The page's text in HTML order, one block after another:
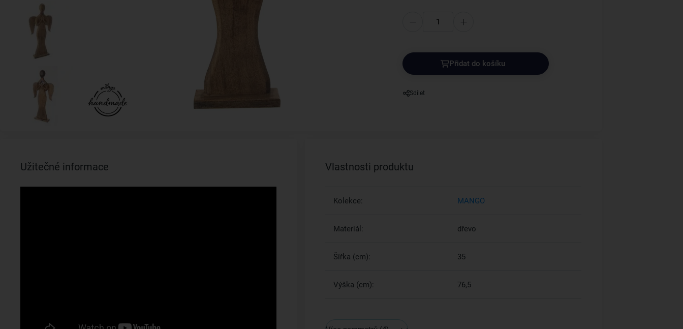
Přidat do košíku
Sdílet
Užitečné informace Vlastnosti produktu
Kolekce: MANGO
Materiál: dřevo
Šířka (cm): 35
Výška (cm): 76,5